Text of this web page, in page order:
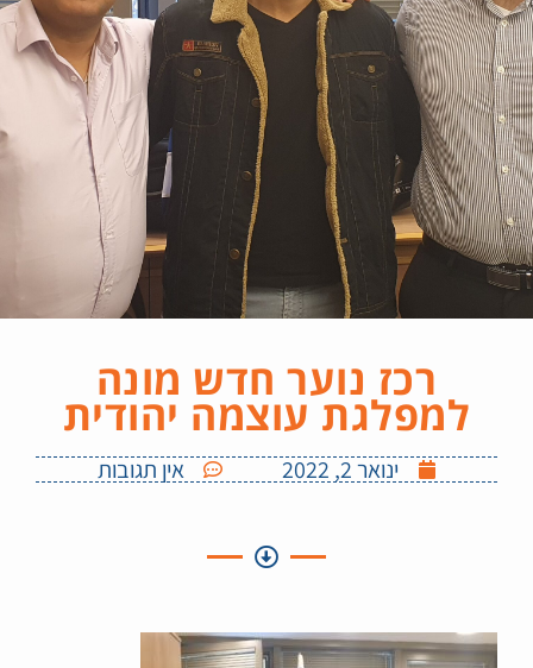
רכז נוער חדש מונה
למפלגת עוצמה יהודית
ינואר 2, 2022 אין תגובות